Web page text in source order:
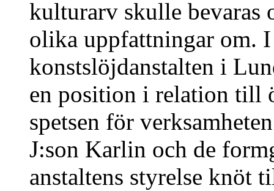
kulturarv skulle bevaras
olika uppfattningar om. I
konstslöjdanstalten i
en position i relation till
spetsen för
J:son Karlin och de
anstaltens styrelse knöt